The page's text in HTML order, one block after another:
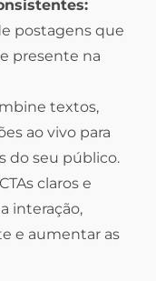
postagens que
presente na
textos,
ao vivo para
do seu público.
claros e
interação,
e aumentar as